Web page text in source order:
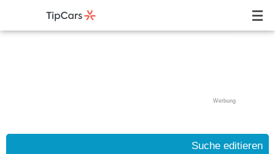
Werbung
Suche editieren